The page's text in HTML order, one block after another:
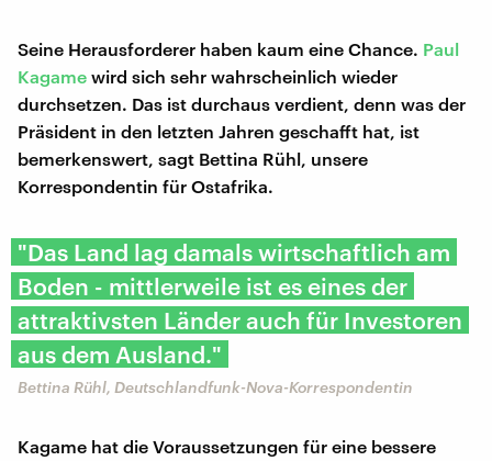
Seine Herausforderer haben kaum eine Chance. Paul
Kagame wird sich sehr wahrscheinlich wieder
durchsetzen. Das ist durchaus verdient, denn was der
Präsident in den letzten Jahren geschafft hat, ist
bemerkenswert, sagt Bettina Rühl, unsere
Korrespondentin für Ostafrika.
"Das Land lag damals wirtschaftlich am
Boden - mittlerweile ist es eines der
attraktivsten Länder auch für Investoren
aus dem Ausland."
Bettina Rühl, Deutschlandfunk-Nova-Korrespondentin
Kagame hat die Voraussetzungen für eine bessere